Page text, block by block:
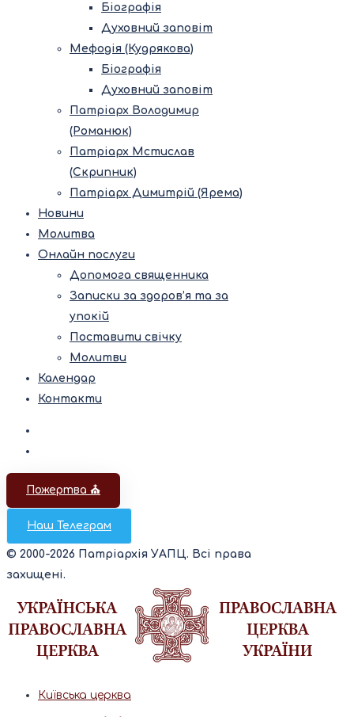
Біографія
Духовний заповіт
Мефодія (Кудрякова)
Біографія
Духовний заповіт
Патріарх Володимир
(Романюк)
Патріарх Мстислав
(Скрипник)
Патріарх Димитрій (Ярема)
Новини
Молитва
Онлайн послуги
Допомога священника
Записки за здоров’я та за
упокій
Поставити свічку
Молитви
Календар
Контакти
Пожертва ⛪️
Наш Телеграм
© 2000-2026 Патріархія УАПЦ. Всі права
захищені.
Київська церква